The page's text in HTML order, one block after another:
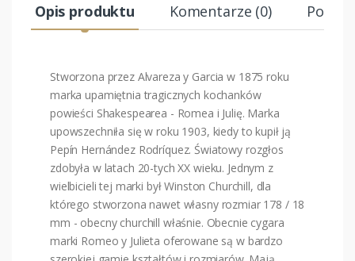
Opis produktu Komentarze (0)
Stworzona przez Alvareza y Garcia w 1875 roku
marka upamiętnia tragicznych kochanków
powieści Shakespearea - Romea i Julię. Marka
upowszechniła się w roku 1903, kiedy to kupił ją
Pepín Hernández Rodríquez. Światowy rozgłos
zdobyła w latach 20-tych XX wieku. Jednym z
wielbicieli tej marki był Winston Churchill, dla
którego stworzona nawet własny rozmiar 178 / 18
mm - obecny churchill właśnie. Obecnie cygara
marki Romeo y Julieta oferowane są w bardzo